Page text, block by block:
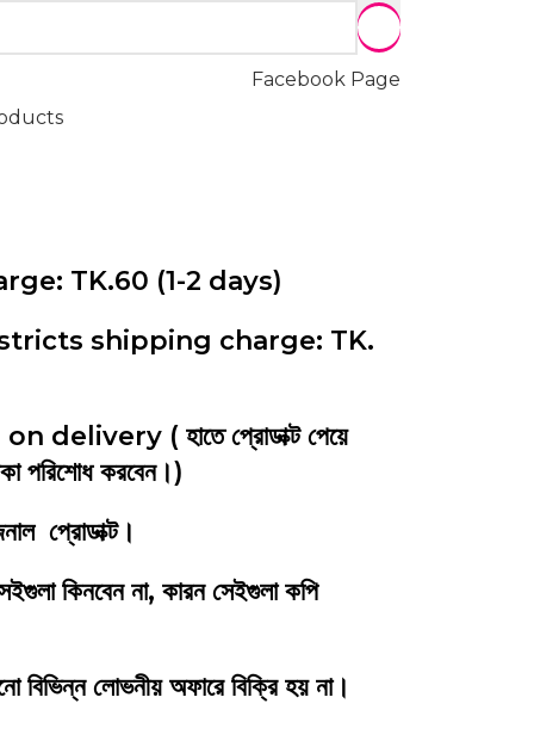
Facebook Page
TK.60 (1-2 days)
shipping charge: TK.
( হাতে প্রোডাক্ট পেয়ে
পরিশোধ করবেন।)
প্রোডাক্ট।
কিনবেন না, কারন সেইগুলা কপি
লোভনীয় অফারে বিক্রি হয় না।